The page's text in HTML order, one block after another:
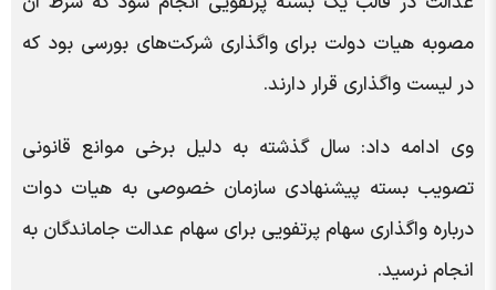
مصوبه هیات دولت برای واگذاری شرکت‌های بورسی بود که
در لیست واگذاری قرار دارند.
وی ادامه داد: سال گذشته به دلیل برخی موانع قانونی
تصویب بسته پیشنهادی سازمان خصوصی به هیات دوات
درباره واگذاری سهام پرتفویی برای سهام عدالت جاماندگان به
انجام نرسید.